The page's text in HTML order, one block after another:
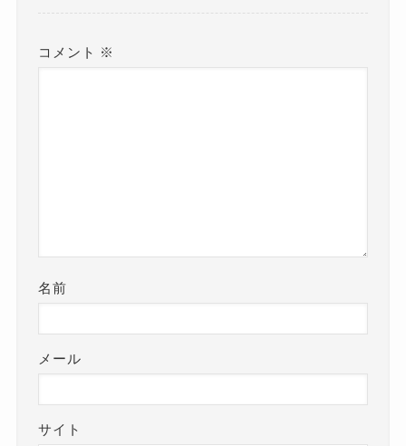
コメント ※
名前
メール
サイト